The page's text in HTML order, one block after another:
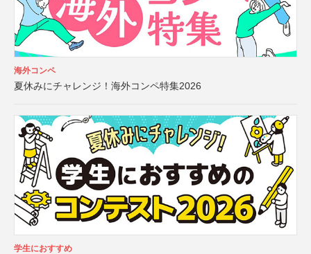
海外コンペ
夏休みにチャレンジ！海外コンペ特集2026
学生におすすめ